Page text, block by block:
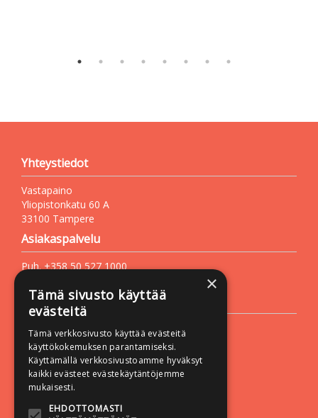
Yhteystiedot
Vastapaino
Yliopistonkatu 60 A
33100 Tampere
Asiakaspalvelu
Puh. +358 50 527 1000
Lisätietoa
Toimitusehdot
Käyttöohjeet
Tietosuojaseloste
Saavutettavuusseloste
Seuraa meitä:
×
Tämä sivusto käyttää
evästeitä
Tämä verkkosivusto käyttää evästeitä
käyttökokemuksen parantamiseksi.
Käyttämällä verkkosivustoamme hyväksyt
kaikki evästeet evästekäytäntöjemme
mukaisesti.
EHDOTTOMASTI